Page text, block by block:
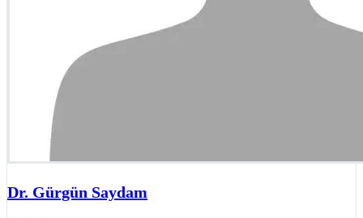
Dr. Gürgün Saydam